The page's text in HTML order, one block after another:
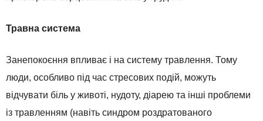
Травна система
Занепокоєння впливає і на систему травлення. Тому
люди, особливо під час стресових подій, можуть
відчувати біль у животі, нудоту, діарею та інші проблеми
із травленням (навіть синдром роздратованого